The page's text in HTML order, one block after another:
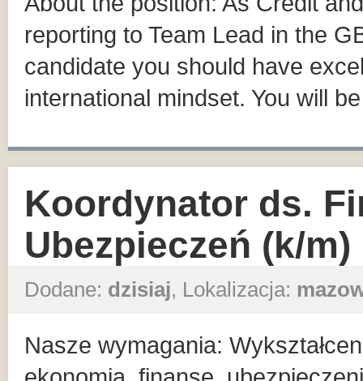
reporting to Team Lead in the
candidate you should have
international mindset. You will
Koordynator ds.
Ubezpieczeń (k/m)
Dodane: dzisiaj, Lokalizacja:
Nasze wymagania: